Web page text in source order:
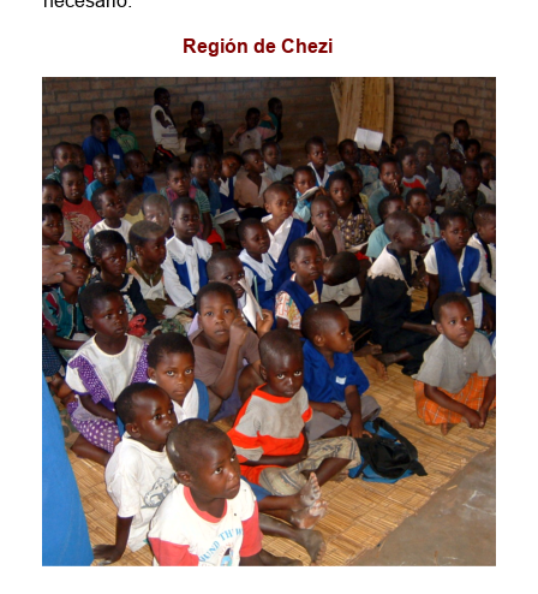
Región de Chezi